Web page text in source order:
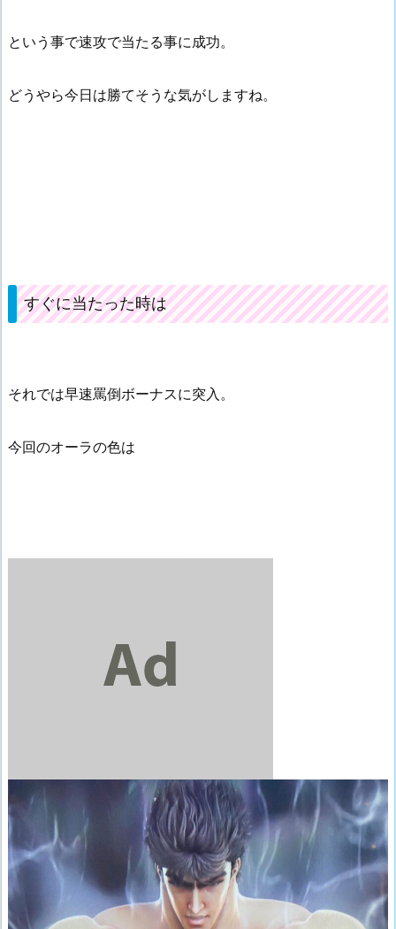
という事で速攻で当たる事に成功。
どうやら今日は勝てそうな気がしますね。
すぐに当たった時は
それでは早速罵倒ボーナスに突入。
今回のオーラの色は